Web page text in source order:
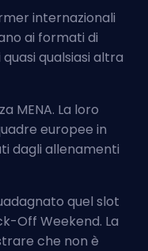
internazionali
ai formati di
qualsiasi altra
MENA. La loro
europee in
dagli allenamenti
quel slot
Off Weekend. La
che non è